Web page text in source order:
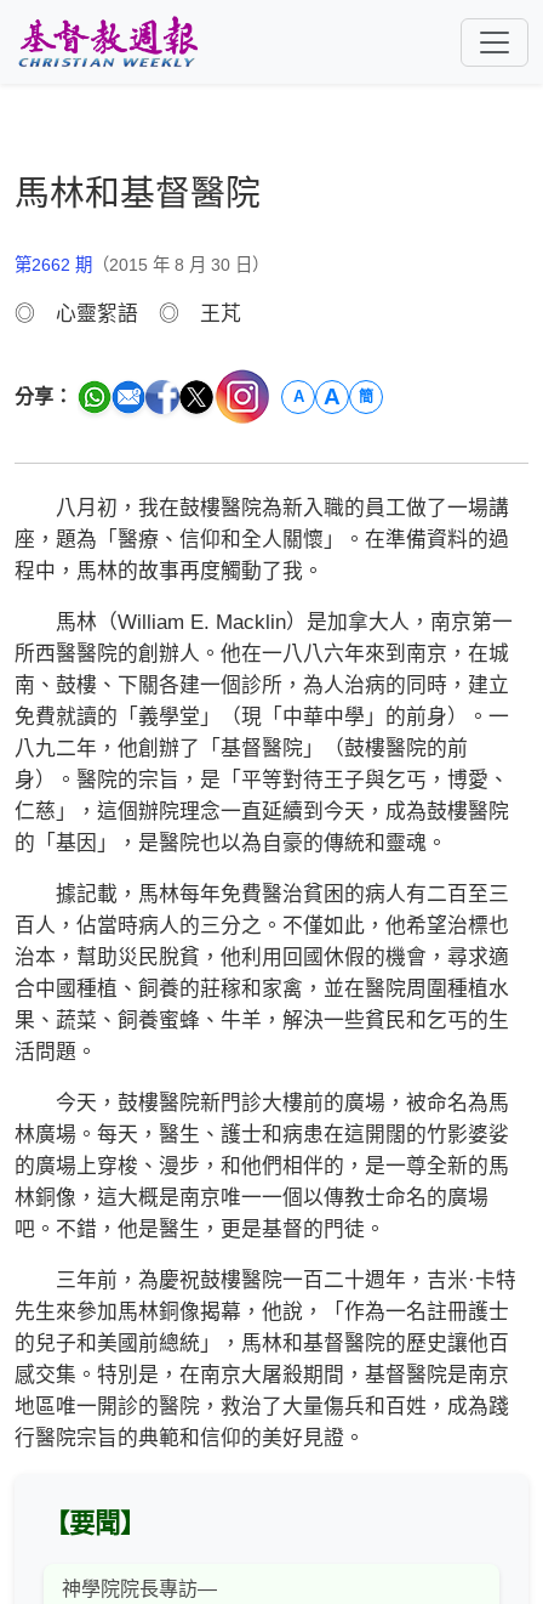
馬林和基督醫院
第2662 期 （2015 年 8 月 30 日）
◎ 心靈絮語 ◎ 王芃
分享： A A 簡
八月初，我在鼓樓醫院為新入職的員工做了一場講
座，題為「醫療、信仰和全人關懷」。在準備資料的過
程中，馬林的故事再度觸動了我。
馬林（William E. Macklin）是加拿大人，南京第一
所西醫醫院的創辦人。他在一八八六年來到南京，在城
南、鼓樓、下關各建一個診所，為人治病的同時，建立
免費就讀的「義學堂」（現「中華中學」的前身）。一
八九二年，他創辦了「基督醫院」（鼓樓醫院的前
身）。醫院的宗旨，是「平等對待王子與乞丐，博愛、
仁慈」，這個辦院理念一直延續到今天，成為鼓樓醫院
的「基因」，是醫院也以為自豪的傳統和靈魂。
據記載，馬林每年免費醫治貧困的病人有二百至三
百人，佔當時病人的三分之。不僅如此，他希望治標也
治本，幫助災民脫貧，他利用回國休假的機會，尋求適
合中國種植、飼養的莊稼和家禽，並在醫院周圍種植水
果、蔬菜、飼養蜜蜂、牛羊，解決一些貧民和乞丐的生
活問題。
今天，鼓樓醫院新門診大樓前的廣場，被命名為馬
林廣場。每天，醫生、護士和病患在這開闊的竹影婆娑
的廣場上穿梭、漫步，和他們相伴的，是一尊全新的馬
林銅像，這大概是南京唯一一個以傳教士命名的廣場
吧。不錯，他是醫生，更是基督的門徒。
三年前，為慶祝鼓樓醫院一百二十週年，吉米·卡特
先生來參加馬林銅像揭幕，他說，「作為一名註冊護士
的兒子和美國前總統」，馬林和基督醫院的歷史讓他百
感交集。特別是，在南京大屠殺期間，基督醫院是南京
地區唯一開診的醫院，救治了大量傷兵和百姓，成為踐
行醫院宗旨的典範和信仰的美好見證。
【要聞】
神學院院長專訪—